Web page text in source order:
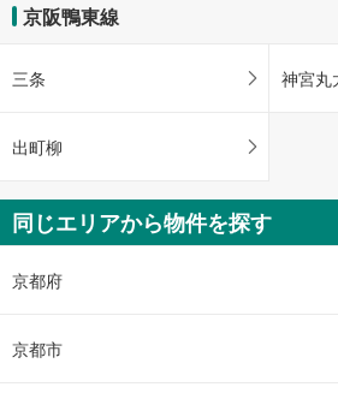
京阪鴨東線
三条 神宮丸
出町柳
同じエリアから物件を探す
京都府
京都市